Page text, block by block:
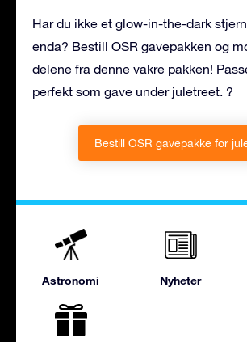
Har du ikke et glow-in-the-dark
enda? Bestill OSR gavepakken og
delene fra denne vakre pakken!
perfekt som gave under juletreet. ?
Bestill OSR gavepakke for
Astronomi Nyheter